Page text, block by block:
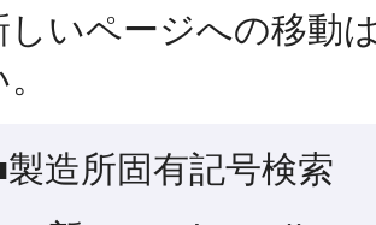
しいページへの移動
製造所固有記号検索